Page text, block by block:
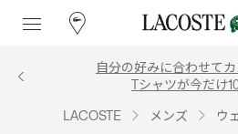
自分の好みに合わせて
Tシャツが今だけ
LACOSTE メンズ ウ